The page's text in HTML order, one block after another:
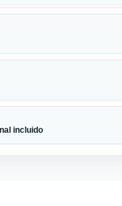
incluido